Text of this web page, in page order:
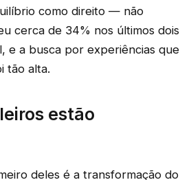
como direito — não
cerca de 34% nos últimos dois
e a busca por experiências que
tão alta.
estão
deles é a transformação do